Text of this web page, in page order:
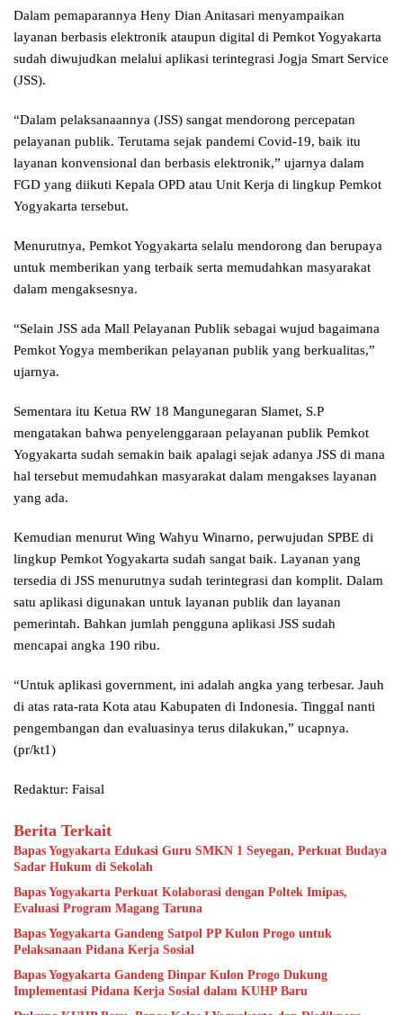
Dalam pemaparannya Heny Dian Anitasari menyampaikan
layanan berbasis elektronik ataupun digital di Pemkot Yogyakarta
sudah diwujudkan melalui aplikasi terintegrasi Jogja Smart Service
(JSS).
“Dalam pelaksanaannya (JSS) sangat mendorong percepatan
pelayanan publik. Terutama sejak pandemi Covid-19, baik itu
layanan konvensional dan berbasis elektronik,” ujarnya dalam
FGD yang diikuti Kepala OPD atau Unit Kerja di lingkup Pemkot
Yogyakarta tersebut.
Menurutnya, Pemkot Yogyakarta selalu mendorong dan berupaya
untuk memberikan yang terbaik serta memudahkan masyarakat
dalam mengaksesnya.
“Selain JSS ada Mall Pelayanan Publik sebagai wujud bagaimana
Pemkot Yogya memberikan pelayanan publik yang berkualitas,”
ujarnya.
Sementara itu Ketua RW 18 Mangunegaran Slamet, S.P
mengatakan bahwa penyelenggaraan pelayanan publik Pemkot
Yogyakarta sudah semakin baik apalagi sejak adanya JSS di mana
hal tersebut memudahkan masyarakat dalam mengakses layanan
yang ada.
Kemudian menurut Wing Wahyu Winarno, perwujudan SPBE di
lingkup Pemkot Yogyakarta sudah sangat baik. Layanan yang
tersedia di JSS menurutnya sudah terintegrasi dan komplit. Dalam
satu aplikasi digunakan untuk layanan publik dan layanan
pemerintah. Bahkan jumlah pengguna aplikasi JSS sudah
mencapai angka 190 ribu.
“Untuk aplikasi government, ini adalah angka yang terbesar. Jauh
di atas rata-rata Kota atau Kabupaten di Indonesia. Tinggal nanti
pengembangan dan evaluasinya terus dilakukan,” ucapnya.
(pr/kt1)
Redaktur: Faisal
Berita Terkait
Bapas Yogyakarta Edukasi Guru SMKN 1 Seyegan, Perkuat Budaya
Sadar Hukum di Sekolah
Bapas Yogyakarta Perkuat Kolaborasi dengan Poltek Imipas,
Evaluasi Program Magang Taruna
Bapas Yogyakarta Gandeng Satpol PP Kulon Progo untuk
Pelaksanaan Pidana Kerja Sosial
Bapas Yogyakarta Gandeng Dinpar Kulon Progo Dukung
Implementasi Pidana Kerja Sosial dalam KUHP Baru